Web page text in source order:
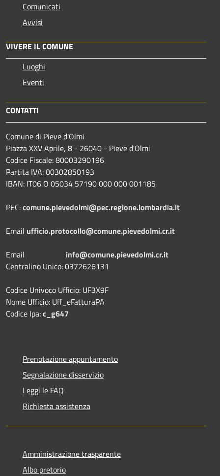
Comunicati
Avvisi
VIVERE IL COMUNE
Luoghi
Eventi
CONTATTI
Comune di Pieve d'Olmi
Piazza XXV Aprile, 8 - 26040 - Pieve d'Olmi
Codice Fiscale: 80003290196
Partita IVA: 00302850193
IBAN: IT06 O 05034 57190 000 000 001185
PEC:comune.pievedolmi@pec.regione.lombardia.it
Email ufficio.protocollo@comune.pievedolmi.cr.it
Email info@comune.pievedolmi.cr.it
Centralino Unico: 0372626131
Codice Univoco Ufficio: UF3X9F
Nome Ufficio: Uff_eFatturaPA
Codice Ipa:c_g647
Prenotazione appuntamento
Segnalazione disservizio
Leggi le FAQ
Richiesta assistenza
Amministrazione trasparente
Albo pretorio